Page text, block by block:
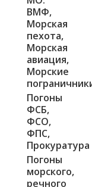
ВМФ,
Морская
пехота,
Морская
авиация,
Морские
Погоны
ФСБ,
ФСО,
ФПС,
Прокуратура
Погоны
морского,
речного